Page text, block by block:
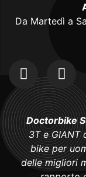
Da Martedì a
Doctorbike
3T e GIANT
bike per
delle migliori